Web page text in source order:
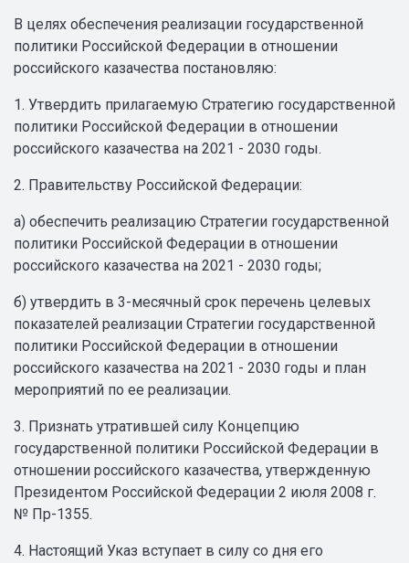
В целях обеспечения реализации государственной
политики Российской Федерации в отношении
российского казачества постановляю:
1. Утвердить прилагаемую Стратегию государственной
политики Российской Федерации в отношении
российского казачества на 2021 - 2030 годы.
2. Правительству Российской Федерации:
а) обеспечить реализацию Стратегии государственной
политики Российской Федерации в отношении
российского казачества на 2021 - 2030 годы;
б) утвердить в 3-месячный срок перечень целевых
показателей реализации Стратегии государственной
политики Российской Федерации в отношении
российского казачества на 2021 - 2030 годы и план
мероприятий по ее реализации.
3. Признать утратившей силу Концепцию
государственной политики Российской Федерации в
отношении российского казачества, утвержденную
Президентом Российской Федерации 2 июля 2008 г.
№ Пр-1355.
4. Настоящий Указ вступает в силу со дня его